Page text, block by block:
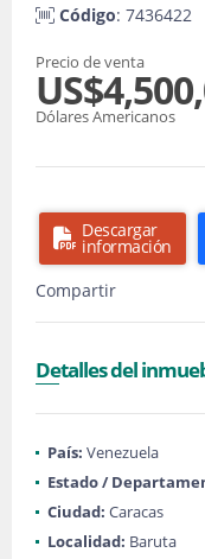
Código: 7436422
Precio de venta
Dólares Americanos
Descargar
información
Compartir
Detalles del
País: Venezuela
Estado /
Ciudad: Caracas
Localidad: Baruta